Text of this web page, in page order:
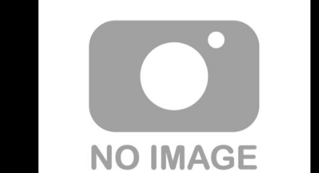
https://i.meee.com.tw/BzBtxcC.png
https://i.meee.com.tw/axjob2u.png
https://i.meee.com.tw/3EU6M41.png 還有激動
時就會跑出來的若山詩音 露切救的了重騎士的
動畫版嗎？ 這集節奏稍微好了那麼一點吧 價值